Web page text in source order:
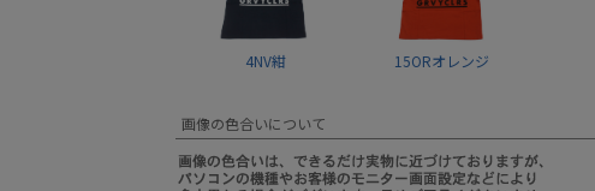
4NV紺 15ORオレンジ
画像の色合いについて